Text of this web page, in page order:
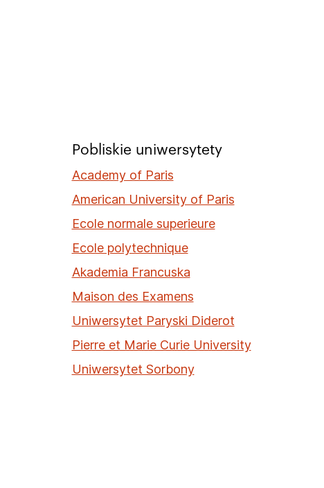
Pobliskie uniwersytety
Academy of Paris
American University of Paris
Ecole normale superieure
Ecole polytechnique
Akademia Francuska
Maison des Examens
Uniwersytet Paryski Diderot
Pierre et Marie Curie University
Uniwersytet Sorbony